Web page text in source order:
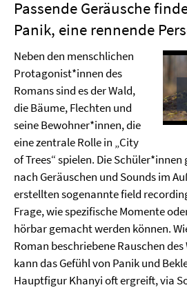
Passende Geräusche
Panik, eine rennende
Neben den menschlichen
Protagonist*innen des
Romans sind es der Wald,
die Bäume, Flechten und
seine Bewohner*innen, die
eine zentrale Rolle in „City
of Trees“ spielen. Die
nach Geräuschen und Sounds im
erstellten sogenannte field
Frage, wie spezifische Momente
hörbar gemacht werden können.
Roman beschriebene Rauschen
kann das Gefühl von Panik und
Hauptfigur Khanyi oft ergreift, via